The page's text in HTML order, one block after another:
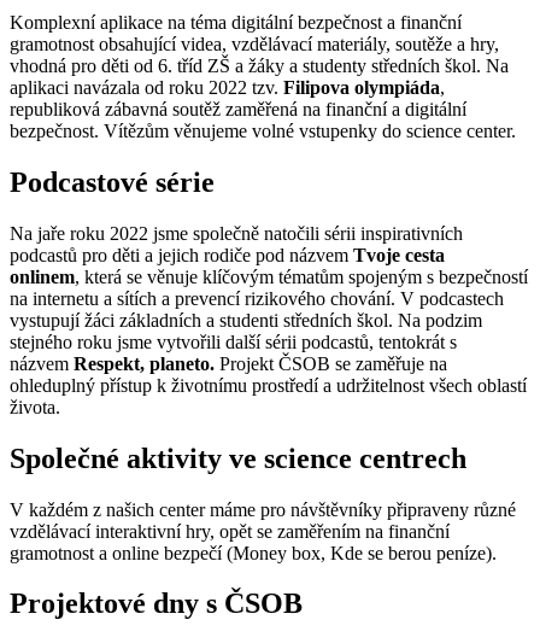
Komplexní aplikace na téma digitální bezpečnost a finanční
gramotnost obsahující videa, vzdělávací materiály, soutěže a hry,
vhodná pro děti od 6. tříd ZŠ a žáky a studenty středních škol. Na
aplikaci navázala od roku 2022 tzv. Filipova olympiáda,
republiková zábavná soutěž zaměřená na finanční a digitální
bezpečnost. Vítězům věnujeme volné vstupenky do science center.
Podcastové série
Na jaře roku 2022 jsme společně natočili sérii inspirativních
podcastů pro děti a jejich rodiče pod názvem Tvoje cesta
onlinem, která se věnuje klíčovým tématům spojeným s bezpečností
na internetu a sítích a prevencí rizikového chování. V podcastech
vystupují žáci základních a studenti středních škol. Na podzim
stejného roku jsme vytvořili další sérii podcastů, tentokrát s
názvem Respekt, planeto. Projekt ČSOB se zaměřuje na
ohleduplný přístup k životnímu prostředí a udržitelnost všech oblastí
života.
Společné aktivity ve science centrech
V každém z našich center máme pro návštěvníky připraveny různé
vzdělávací interaktivní hry, opět se zaměřením na finanční
gramotnost a online bezpečí (Money box, Kde se berou peníze).
Projektové dny s ČSOB